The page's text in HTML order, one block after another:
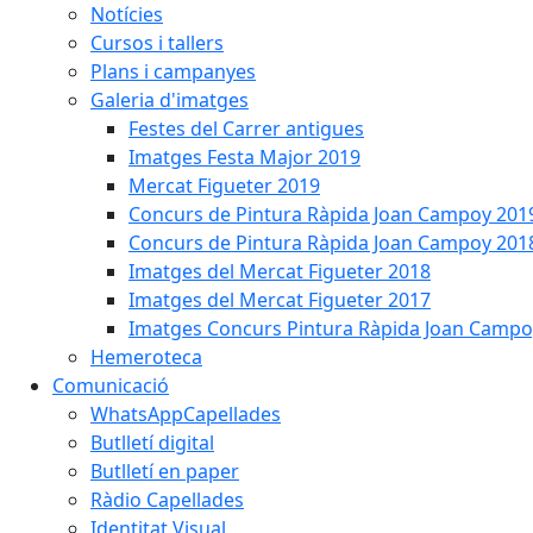
Notícies
Cursos i tallers
Plans i campanyes
Galeria d'imatges
Festes del Carrer antigues
Imatges Festa Major 2019
Mercat Figueter 2019
Concurs de Pintura Ràpida Joan Campoy
Concurs de Pintura Ràpida Joan Campoy
Imatges del Mercat Figueter 2018
Imatges del Mercat Figueter 2017
Imatges Concurs Pintura Ràpida Joan
Hemeroteca
Comunicació
WhatsAppCapellades
Butlletí digital
Butlletí en paper
Ràdio Capellades